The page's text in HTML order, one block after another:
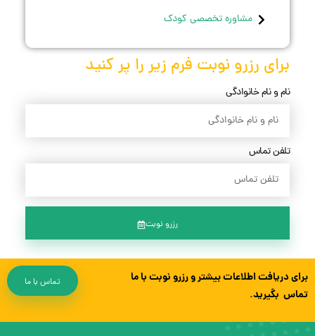
مشاوره تخصصی کودک
برای رزرو نوبت فرم زیر را پر کنید
نام و نام خانوادگی
تلفن تماس
رزرو نوبت
برای دریافت اطلاعات بیشتر و رزرو نوبت با ما
تماس بگیرید.
تماس با ما